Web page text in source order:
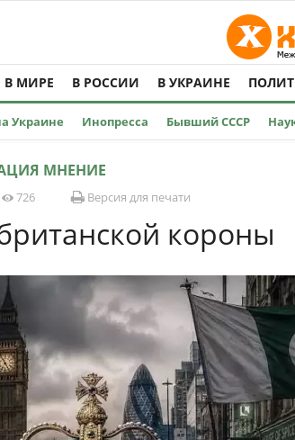
В МИРЕ В РОССИИ В УКРАИНЕ
Украине Инопресса Бывший СССР
МНЕНИЕ
726 Версия для печати
короны